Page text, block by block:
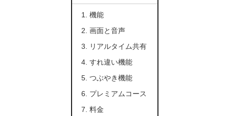
機能
画面と音声
リアルタイム共有
すれ違い機能
つぶやき機能
プレミアムコース
料金